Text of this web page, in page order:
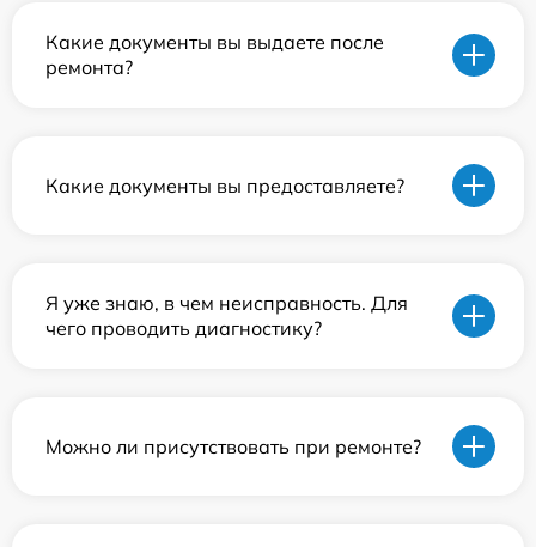
Какие документы вы выдаете после
ремонта?
Какие документы вы предоставляете?
Я уже знаю, в чем неисправность. Для
чего проводить диагностику?
Можно ли присутствовать при ремонте?